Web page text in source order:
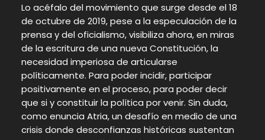
Lo acéfalo del movimiento que surge desde el 18
de octubre de 2019, pese a la especulación de la
prensa y del oficialismo, visibiliza ahora, en miras
de la escritura de una nueva Constitución, la
necesidad imperiosa de articularse
políticamente. Para poder incidir, participar
positivamente en el proceso, para poder decir
que si y constituir la política por venir. Sin duda,
como enuncia Atria, un desafío en medio de una
crisis donde desconfianzas históricas sustentan